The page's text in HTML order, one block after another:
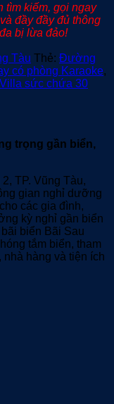
tìm kiếm, gọi ngay
đầy đầy đủ thông
bị lừa đảo!
Tàu Thẻ: Đường
có phòng Karaoke,
Villa sức chứa 30
trọng gần biển,
TP. Vũng Tàu,
gian nghỉ dưỡng
các gia đình,
kỳ nghỉ gần biển
biển Bãi Sau
tắm biển, tham
nhà hàng và tiện ích